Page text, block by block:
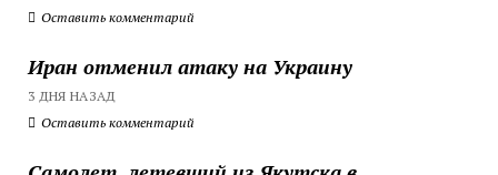
Оставить комментарий
Иран отменил атаку на Украину
3 ДНЯ НАЗАД
Оставить комментарий